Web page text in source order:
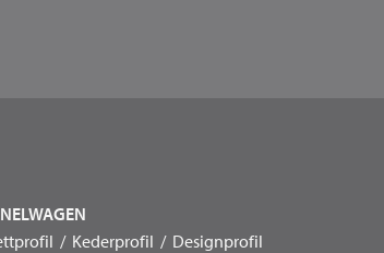
/ Kederprofil / Designprofil